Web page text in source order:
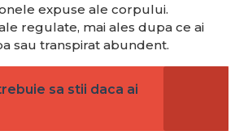
expuse ale corpului.
regulate, mai ales dupa ce ai
sau transpirat abundent.
sa stii daca ai